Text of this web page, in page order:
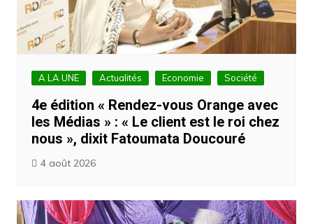
A LA UNE Actualités Economie Société
4e édition « Rendez-vous Orange avec
les Médias » : « Le client est le roi chez
nous », dixit Fatoumata Doucouré
4 août 2026